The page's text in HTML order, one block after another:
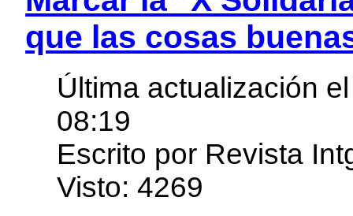
que las cosas
Última actualización
08:19
Escrito por Revista
Visto: 4269